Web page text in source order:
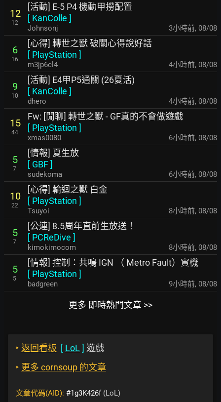
12
12
[活動] E-5 P4 機動甲撈配置
[ KanColle ]
Johnsonj 3小時前, 08/08
6
16
[心得] 轉世之獸 破關心得說好話
[ PlayStation ]
m3jp6cl4 4小時前, 08/08
9
10
[活動] E4甲P5通關 (26夏活)
[ KanColle ]
dhero 4小時前, 08/08
15
44
Fw: [閒聊] 轉世之獸 - GF真的不會做遊戲
[ PlayStation ]
xmas0080 6小時前, 08/08
5
7
[情報] 夏生放
[ GBF]
sudekoma 6小時前, 08/08
10
22
[心得] 輪迴之獸 白金
[ PlayStation ]
Tsuyoi 8小時前, 08/08
5
7
[公連] 8.5周年直前生放送！
[ PCReDive ]
kimokimocom 8小時前, 08/08
5
5
[情報] 控制：共鳴 IGN （ Metro Fault）實機
[ PlayStation ]
badgreen 9小時前, 08/08
更多 即時熱門文章 >>
‣ 返回看板 [ LoL ] 遊戲
‣ 更多 cornsoup 的文章
文章代碼(AID): #1g3K426f(LoL)